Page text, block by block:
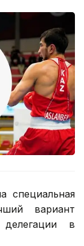
специальная
вариант
в